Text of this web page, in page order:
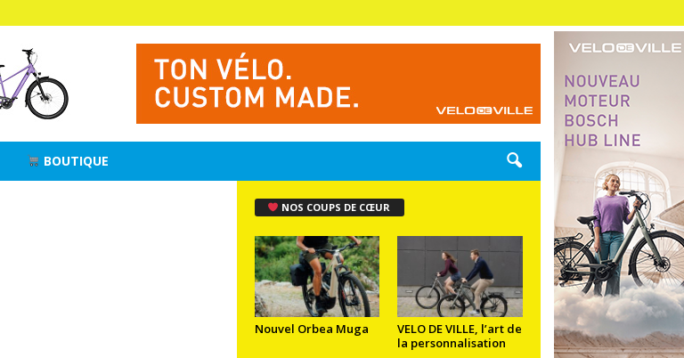
BOUTIQUE
NOS COUPS DE CŒUR
Nouvel Orbea Muga
VELO DE VILLE, l’art de
la personnalisation